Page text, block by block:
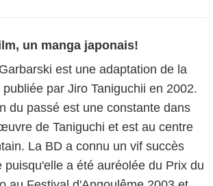
un manga japonais!
est une adaptation de la
par Jiro Taniguchii en 2002.
du passé est une constante dans
de Ta­ni­gu­chi et est au centre
La BD a connu un vif succès
puisqu'elle a été auréolée du Prix du